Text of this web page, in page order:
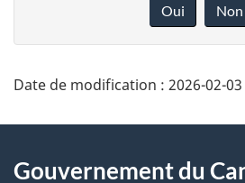
t
a
i
l
e
o
Oui Non
Date de modification : 2026-02-03
Gouvernement du